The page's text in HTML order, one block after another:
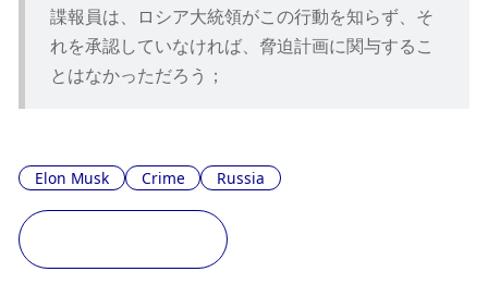
諜報員は、ロシア大統領がこの行動を知らず、そ
れを承認していなければ、脅迫計画に関与するこ
とはなかっただろう；
Elon Musk Crime Russia